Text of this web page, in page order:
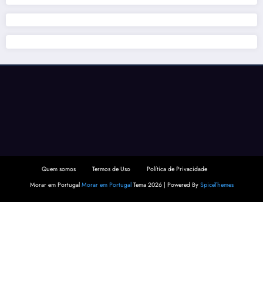
Quem somos Termos de Uso
Política de Privacidade
Morar em Portugal Morar em PortugalTema 2026 | Powered By SpiceThemes